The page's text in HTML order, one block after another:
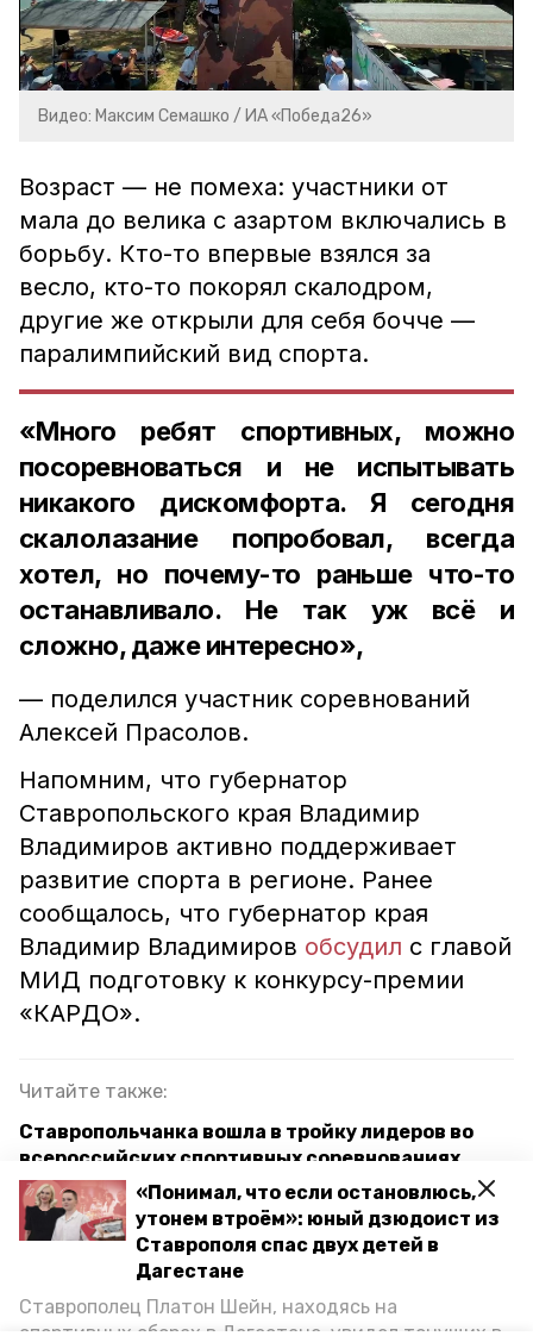
«Понимал, что если остановлюсь,
утонем втроём»: юный дзюдоист из
Ставрополя спас двух детей в
Дагестане
Ставрополец Платон Шейн, находясь на
Video
Видео: Максим Семашко / ИА «Победа26»
Возраст — не помеха: участники от
мала до велика с азартом включались в
борьбу. Кто-то впервые взялся за
весло, кто-то покорял скалодром,
другие же открыли для себя бочче —
паралимпийский вид спорта.
«Много ребят спортивных, можно
посоревноваться и не испытывать
никакого дискомфорта. Я сегодня
скалолазание попробовал, всегда
хотел, но почему-то раньше что-то
останавливало. Не так уж всё и
сложно, даже интересно»,
— поделился участник соревнований
Алексей Прасолов.
Напомним, что губернатор
Ставропольского края Владимир
Владимиров активно поддерживает
развитие спорта в регионе. Ранее
сообщалось, что губернатор края
Владимир Владимиров обсудил с главой
МИД подготовку к конкурсу-премии
«КАРДО».
Читайте также:
Ставропольчанка вошла в тройку лидеров во
всероссийских спортивных соревнованиях
Политолог Жаров: Губернатор Владимиров
активно продвигает русский язык
Футбольный матч провели в обновлённой
спортивной школе «Кожаный мяч» в Ставрополе